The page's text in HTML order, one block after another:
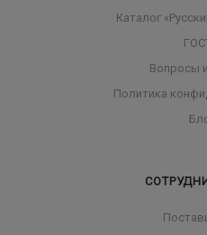
Каталог
Вопросы
Политика